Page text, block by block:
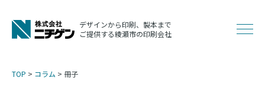
デザインから印刷、製本まで
ご提供する綾瀬市の印刷会社
メ
TOP > コラム > 冊子